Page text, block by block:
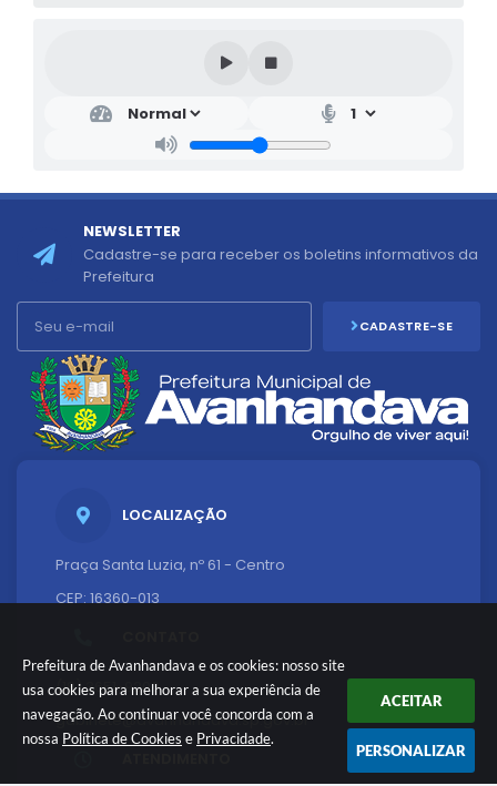
Prefeitura de Avanhandava e os cookies: nosso site
usa cookies para melhorar a sua experiência de
navegação. Ao continuar você concorda com a
nossa Política de Cookies e Privacidade.
ACEITAR
PERSONALIZAR
LOCALIZAÇÃO
Praça Santa Luzia, nº 61 - Centro
CEP: 16360-013
(18) 3651-9200
gabinete@avanhandava.sp.gov.br
NEWSLETTER
Cadastre-se para receber os boletins informativos da
Prefeitura
CADASTRE-SE